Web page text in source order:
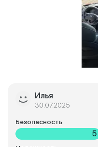
Илья
30.07.2025
Безопасность
5